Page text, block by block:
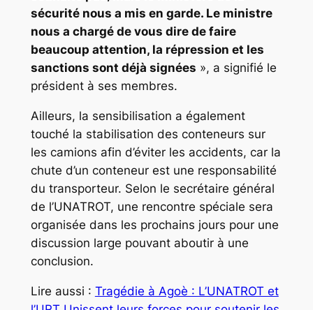
sécurité nous a mis en garde. Le ministre
nous a chargé de vous dire de faire
beaucoup attention, la répression et les
sanctions sont déjà signées », a signifié le
président à ses membres.
Ailleurs, la sensibilisation a également
touché la stabilisation des conteneurs sur
les camions afin d’éviter les accidents, car la
chute d’un conteneur est une responsabilité
du transporteur. Selon le secrétaire général
de l’UNATROT, une rencontre spéciale sera
organisée dans les prochains jours pour une
discussion large pouvant aboutir à une
conclusion.
Lire aussi : Tragédie à Agoè : L’UNATROT et